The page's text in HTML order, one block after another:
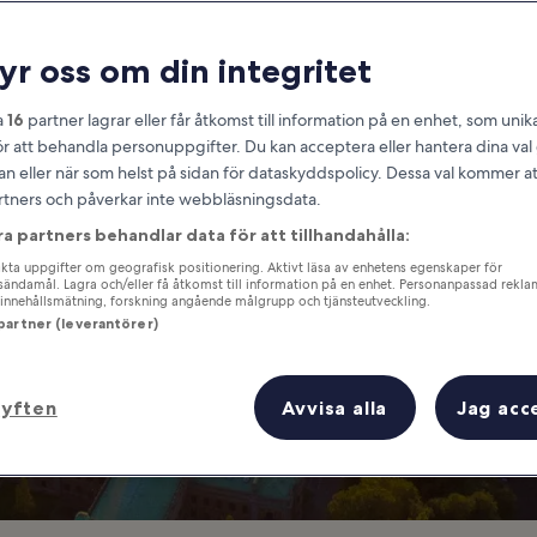
Göteborg
shopping, barhäng,
oss om din integritet
16 partner lagrar eller får åtkomst till information på en enhet, som
att behandla personuppgifter. Du kan acceptera eller hantera dina
eller när som helst på sidan för dataskyddspolicy. Dessa val kommer
och påverkar inte webbläsningsdata.
partners behandlar data för att tillhandahålla:
uppgifter om geografisk positionering. Aktivt läsa av enhetens egenskaper för
Lagra och/eller få åtkomst till information på en enhet. Personanpassad
forskning angående målgrupp och tjänsteutveckling.
(leverantörer)
Avvisa alla Jag